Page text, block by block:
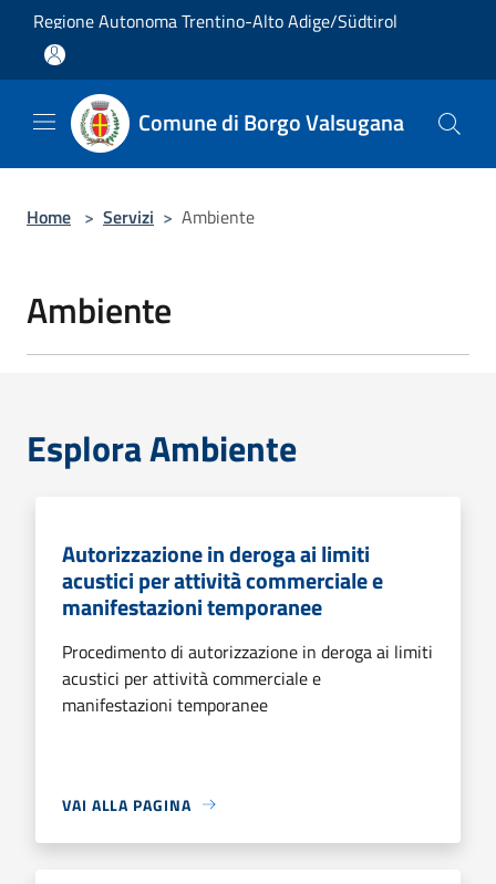
Salta al contenuto principale
Regione Autonoma Trentino-Alto Adige/Südtirol
Comune di Borgo Valsugana
Home > Servizi > Ambiente
Ambiente
Esplora Ambiente
Autorizzazione in deroga ai limiti
acustici per attività commerciale e
manifestazioni temporanee
Procedimento di autorizzazione in deroga ai limiti
acustici per attività commerciale e
manifestazioni temporanee
VAI ALLA PAGINA